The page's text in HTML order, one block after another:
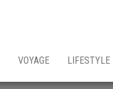
VOYAGE LIFESTYLE